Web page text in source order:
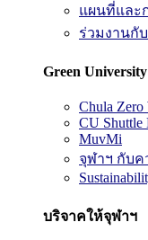
แผนที่และ
ร่วมงานกั
Green University
Chula Zero
CU Shuttle
MuvMi
จุฬาฯ กับค
บริจาคให้จุฬาฯ